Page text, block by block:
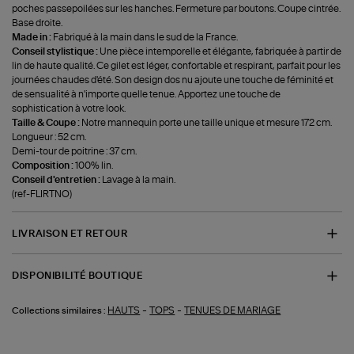
poches passepoilées sur les hanches. Fermeture par boutons. Coupe cintrée.
Base droite.
Made in : Fabriqué à la main dans le sud de la France.
Conseil stylistique : Une pièce intemporelle et élégante, fabriquée à partir de
lin de haute qualité. Ce gilet est léger, confortable et respirant, parfait pour les
journées chaudes d'été. Son design dos nu ajoute une touche de féminité et
de sensualité à n'importe quelle tenue. Apportez une touche de
sophistication à votre look.
Taille & Coupe : Notre mannequin porte une taille unique et mesure 172 cm.
Longueur : 52 cm.
Demi-tour de poitrine : 37 cm.
Composition :100% lin.
Conseil d'entretien :
Lavage à la main.
(ref-FLIRTNO)
LIVRAISON ET RETOUR
DISPONIBILITÉ BOUTIQUE
Collections similaires : HAUTS -TOPS -TENUES DE MARIAGE